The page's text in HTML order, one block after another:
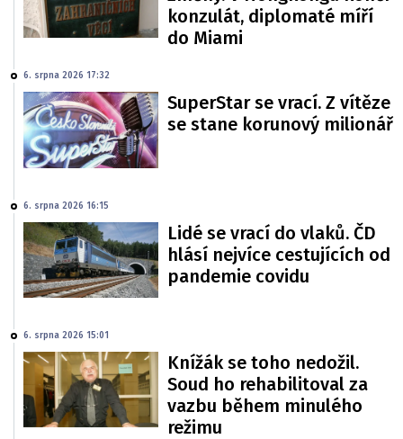
konzulát, diplomaté míří
do Miami
6. srpna 2026 17:32
SuperStar se vrací. Z vítěze
se stane korunový milionář
6. srpna 2026 16:15
Lidé se vrací do vlaků. ČD
hlásí nejvíce cestujících od
pandemie covidu
6. srpna 2026 15:01
Knížák se toho nedožil.
Soud ho rehabilitoval za
vazbu během minulého
režimu